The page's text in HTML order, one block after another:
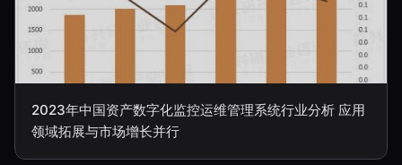
2023年中国资产数字化监控运维管理系统行业分析 应用
领域拓展与市场增长并行